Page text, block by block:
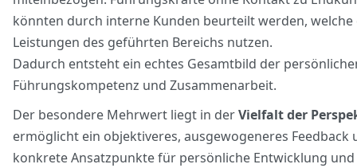
könnten durch interne Kunden beurteilt werden, welche
Leistungen des geführten Bereichs nutzen.
Dadurch entsteht ein echtes Gesamtbild der
Führungskompetenz und Zusammenarbeit.
Der besondere Mehrwert liegt in derVielfalt der
ermöglicht ein objektiveres, ausgewogeneres Feedback
konkrete Ansatzpunkte für persönliche Entwicklung und